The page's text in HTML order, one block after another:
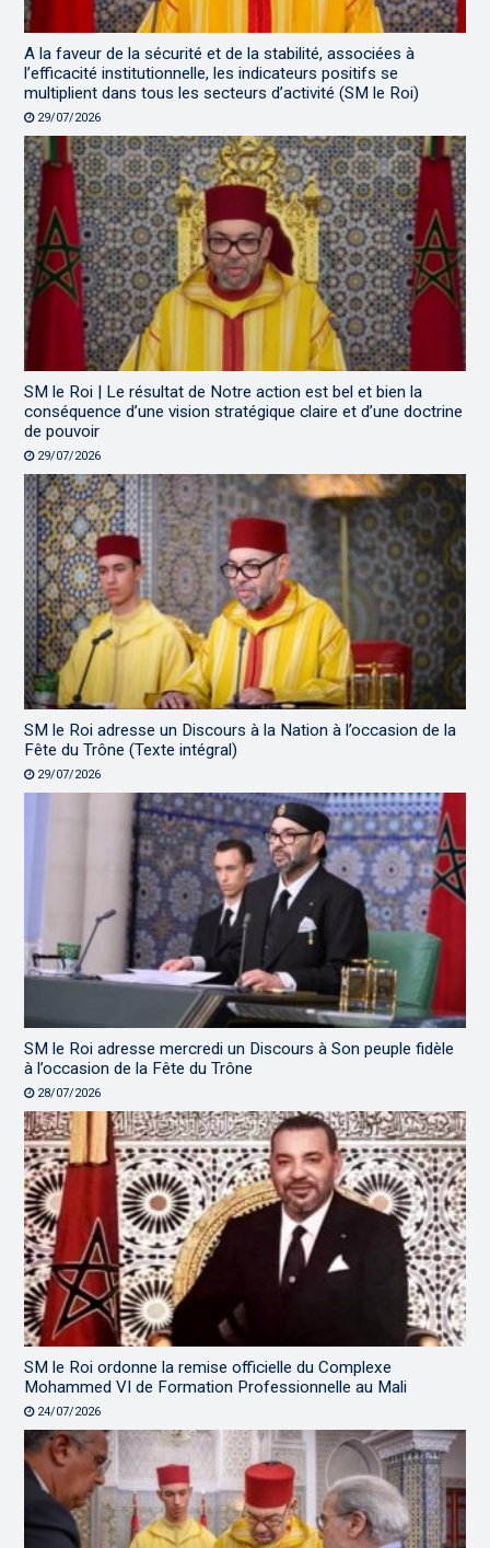
A la faveur de la sécurité et de la stabilité, associées à
l’efficacité institutionnelle, les indicateurs positifs se
multiplient dans tous les secteurs d’activité (SM le Roi)
29/07/2026
SM le Roi | Le résultat de Notre action est bel et bien la
conséquence d’une vision stratégique claire et d’une doctrine
de pouvoir
29/07/2026
SM le Roi adresse un Discours à la Nation à l’occasion de la
Fête du Trône (Texte intégral)
29/07/2026
SM le Roi adresse mercredi un Discours à Son peuple fidèle
à l’occasion de la Fête du Trône
28/07/2026
SM le Roi ordonne la remise officielle du Complexe
Mohammed VI de Formation Professionnelle au Mali
24/07/2026